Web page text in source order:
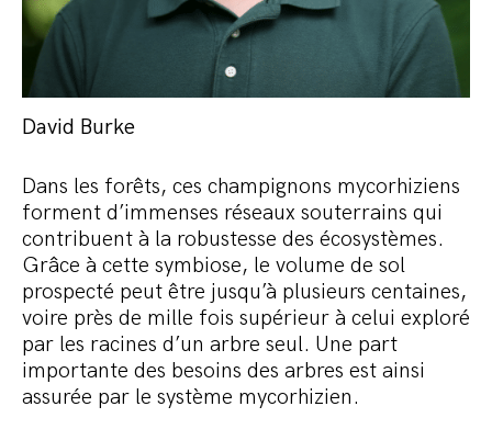
David Burke
Dans les forêts, ces champignons mycorhiziens
forment d’immenses réseaux souterrains qui
contribuent à la robustesse des écosystèmes.
Grâce à cette symbiose, le volume de sol
prospecté peut être jusqu’à plusieurs centaines,
voire près de mille fois supérieur à celui exploré
par les racines d’un arbre seul. Une part
importante des besoins des arbres est ainsi
assurée par le système mycorhizien.